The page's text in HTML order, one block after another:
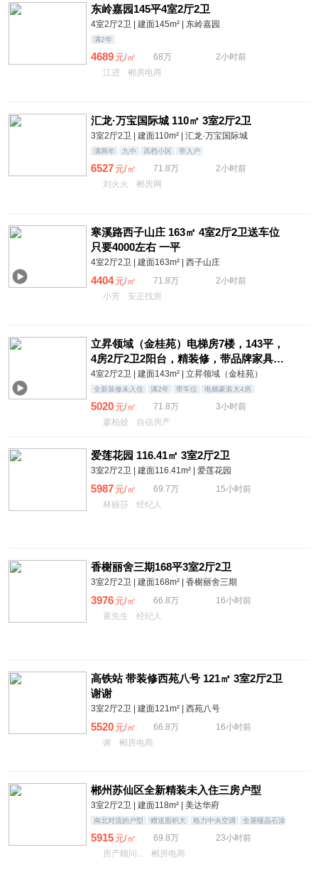
东岭嘉园145平4室2厅2卫
4室2厅2卫 | 建面145m² | 东岭嘉园
满2年
4689 元/㎡ 68万
2小时前
江进
郴房电商
汇龙·万宝国际城 110㎡ 3室2厅2卫
3室2厅2卫 | 建面110m² | 汇龙·万宝国际城
满两年 九中 高档小区 带入户
6527 元/㎡ 71.8万
2小时前
刘火火
郴房网
寒溪路西子山庄 163㎡ 4室2厅2卫送车位
只要4000左右 一平
4室2厅2卫 | 建面163m² | 西子山庄
4404 元/㎡ 71.8万
2小时前
小芳
安正找房
立昇领域（金桂苑）电梯房7楼，143平，
4房2厅2卫2阳台，精装修，带品牌家具家
电，拎包入住，带车位一起售价71.8万J
4室2厅2卫 | 建面143m² | 立昇领域（金桂苑）
全新装修未入住 满2年 带车位 电梯豪装大4房
5020 元/㎡ 71.8万
3小时前
廖柏姣
自信房产
爱莲花园 116.41㎡ 3室2厅2卫
3室2厅2卫 | 建面116.41m² | 爱莲花园
5987 元/㎡ 69.7万
15小时前
林丽莎
经纪人
香榭丽舍三期168平3室2厅2卫
3室2厅2卫 | 建面168m² | 香榭丽舍三期
3976 元/㎡ 66.8万
16小时前
黄先生
经纪人
高铁站 带装修西苑八号 121㎡ 3室2厅2卫
谢谢
3室2厅2卫 | 建面121m² | 西苑八号
5520 元/㎡ 66.8万
16小时前
谢
郴房电商
郴州苏仙区全新精装未入住三房户型
3室2厅2卫 | 建面118m² | 美达华府
南北对流的户型 赠送面积大 格力中央空调
全屋哑晶石涂
料（佛山瓷砖
5915 元/㎡ 69.8万
23小时前
房产顾问...
郴房电商